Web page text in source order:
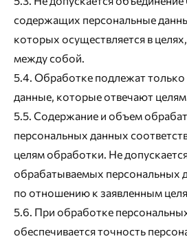
содержащих персональные
которых осуществляется в
между собой.
5.4. Обработке подлежат
данные, которые отвечают
5.5. Содержание и объем
персональных данных
целям обработки. Не
обрабатываемых персональных
по отношению к заявленным
5.6. При обработке
обеспечивается точность